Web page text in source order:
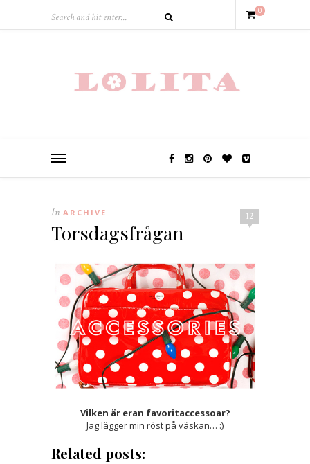
0
12
In ARCHIVE
Torsdagsfrågan
Vilken är eran favoritaccessoar?
Jag lägger min röst på väskan… :)
Related posts: